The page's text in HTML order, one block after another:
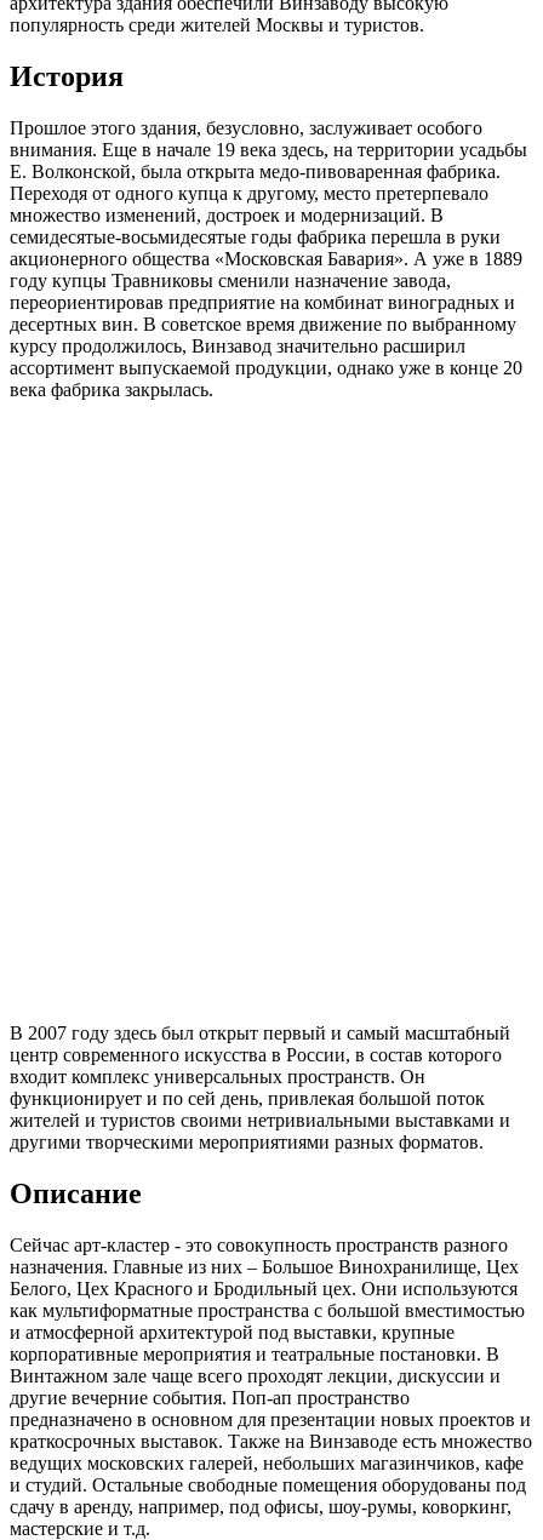
популярность среди жителей Москвы и туристов.
История
Прошлое этого здания, безусловно, заслуживает особого
внимания. Еще в начале 19 века здесь, на территории усадьбы
Е. Волконской, была открыта медо-пивоваренная фабрика.
Переходя от одного купца к другому, место претерпевало
множество изменений, достроек и модернизаций. В
семидесятые-восьмидесятые годы фабрика перешла в руки
акционерного общества «Московская Бавария». А уже в 1889
году купцы Травниковы сменили назначение завода,
переориентировав предприятие на комбинат виноградных и
десертных вин. В советское время движение по выбранному
курсу продолжилось, Винзавод значительно расширил
ассортимент выпускаемой продукции, однако уже в конце 20
века фабрика закрылась.
В 2007 году здесь был открыт первый и самый масштабный
центр современного искусства в России, в состав которого
входит комплекс универсальных пространств. Он
функционирует и по сей день, привлекая большой поток
жителей и туристов своими нетривиальными выставками и
другими творческими мероприятиями разных форматов.
Описание
Сейчас арт-кластер - это совокупность пространств разного
назначения. Главные из них – Большое Винохранилище, Цех
Белого, Цех Красного и Бродильный цех. Они используются
как мультиформатные пространства с большой вместимостью
и атмосферной архитектурой под выставки, крупные
корпоративные мероприятия и театральные постановки. В
Винтажном зале чаще всего проходят лекции, дискуссии и
другие вечерние события. Поп-ап пространство
предназначено в основном для презентации новых проектов и
краткосрочных выставок. Также на Винзаводе есть множество
ведущих московских галерей, небольших магазинчиков, кафе
и студий. Остальные свободные помещения оборудованы под
сдачу в аренду, например, под офисы, шоу-румы, коворкинг,
мастерские и т.д.